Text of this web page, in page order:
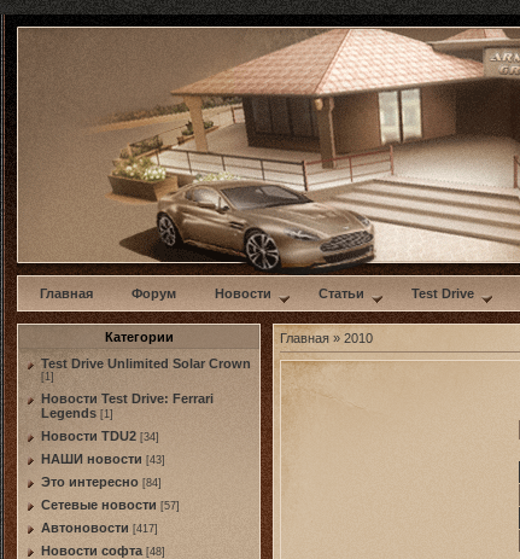
w
Главная Форум Новости Статьи Test Drive
Категории
Test Drive Unlimited Solar Crown
[1]
Новости Test Drive: Ferrari
Legends [1]
Новости TDU2 [34]
НАШИ новости [43]
Это интересно [84]
Сетевые новости [57]
Автоновости [417]
Новости софта [48]
Главная » 2010